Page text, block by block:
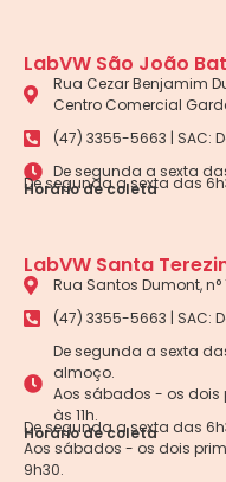
LabVW São João
Rua Cezar Benjamim
Centro Comercial
(47) 3355-5663 | SAC:
De segunda a sexta
Horário de coleta
De segunda a sexta das
LabVW Santa
Rua Santos Dumont,
(47) 3355-5663 | SAC:
De segunda a sexta
almoço.
Aos sábados - os dois
às 11h.
Horário de coleta
De segunda a sexta das
Aos sábados - os dois
9h30.